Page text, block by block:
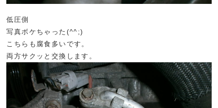
低圧側
写真ボケちゃった(^^;)
こちらも腐食多いです。
両方サクッと交換します。